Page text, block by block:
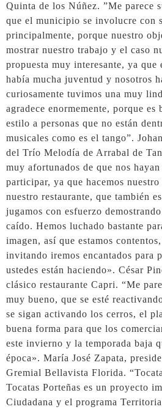
Quinta de los Núñez. ”Me parece
que el municipio se involucre con
principalmente, porque nuestro
mostrar nuestro trabajo y el caso
propuesta muy interesante, ya que
había mucha juventud y nosotros
curiosamente tuvimos una muy
agradece enormemente, porque es
estilo a personas que no están
musicales como es el tango”.
del Trío Melodía de Arrabal de
muy afortunados de que nos
participar, ya que hacemos
nuestro restaurante, que también
jugamos con esfuerzo
caído. Hemos luchado bastante
imagen, así que estamos
invitando iremos encantados para
ustedes están haciendo». César
clásico restaurante Capri. “Me
muy bueno, que se esté
se sigan activando los cerros, el
buena forma para que los
este invierno y la temporada baja
época». María José Zapata,
Gremial Bellavista Florida.
Tocatas Porteñas es un proyecto
Ciudadana y el programa